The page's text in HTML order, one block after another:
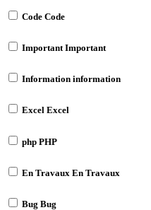
Code Code
ImportantImportant
Information information
Excel Excel
php PHP
En Travaux En Travaux
Bug Bug